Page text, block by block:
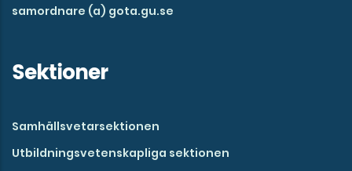
samordnare (a) gota.gu.se
Sektioner
Samhällsvetarsektionen
Utbildningsvetenskapliga sektionen